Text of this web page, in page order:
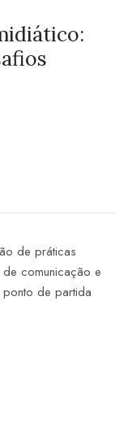
de práticas
comunicação e
de partida